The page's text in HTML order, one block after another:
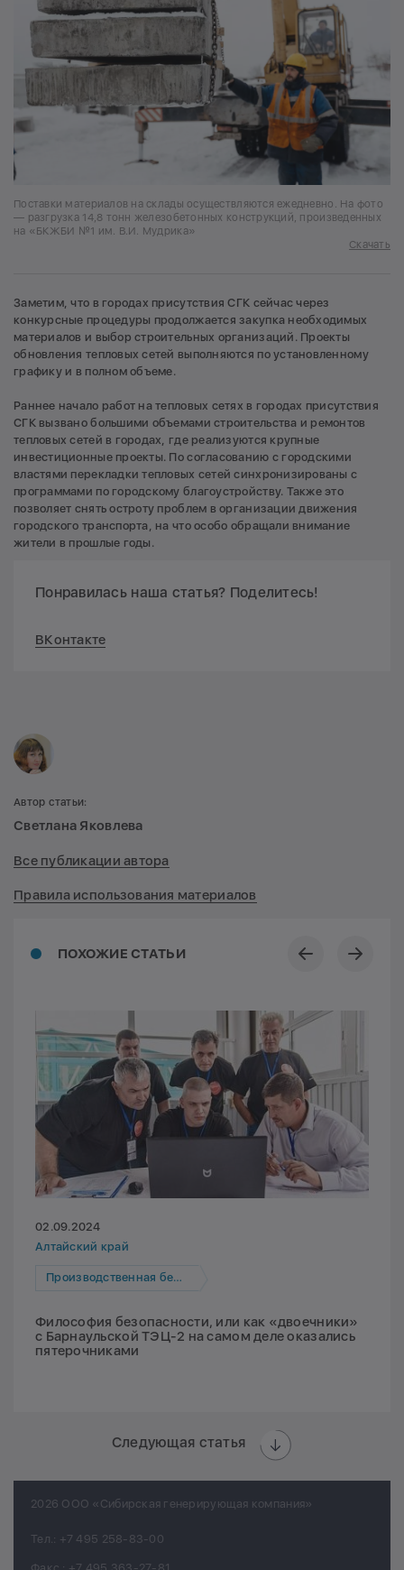
Поставки материалов на склады осуществляются ежедневно. На фото
— разгрузка 14,8 тонн железобетонных конструкций, произведенных
на «БКЖБИ №1 им. В.И. Мудрика»
Скачать
Заметим, что в городах присутствия СГК сейчас через
конкурсные процедуры продолжается закупка необходимых
материалов и выбор строительных организаций. Проекты
обновления тепловых сетей выполняются по установленному
графику и в полном объеме.
Раннее начало работ на тепловых сетях в городах присутствия
СГК вызвано большими объемами строительства и ремонтов
тепловых сетей в городах, где реализуются крупные
инвестиционные проекты. По согласованию с городскими
властями перекладки тепловых сетей синхронизированы с
программами по городскому благоустройству. Также это
позволяет снять остроту проблем в организации движения
городского транспорта, на что особо обращали внимание
жители в прошлые годы.
Понравилась наша статья? Поделитесь!
ВКонтакте
ПОХОЖИЕ СТАТЬИ
02.09.2024
Алтайский край
Производственная безопасность
Философия безопасности, или как «двоечники»
с Барнаульской ТЭЦ-2 на самом деле оказались
пятерочниками
Следующая статья
Автор статьи:
Светлана Яковлева
Все публикации автора
Правила использования материалов
2026 ООО «Сибирская генерирующая компания»
Тел.: +7 495 258-83-00